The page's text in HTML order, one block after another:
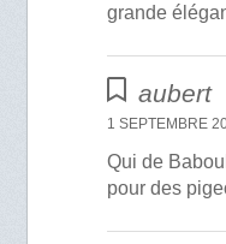
grande
aubert
1 SEPTEMBRE
Qui de
pour des